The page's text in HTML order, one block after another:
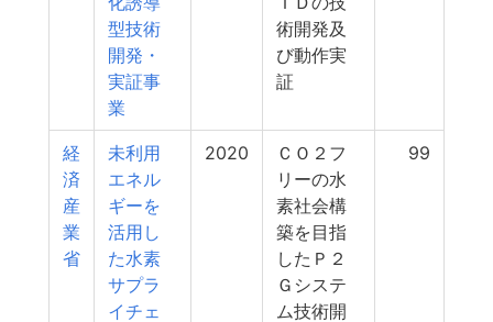
型技術
開発・
実証事
業
術開発及
び動作実
証
経
済
産
業
省
未利用
エネル
ギーを
活用し
た水素
サプラ
イチェ
2020
ＣＯ２フ
リーの水
素社会構
築を目指
したＰ２
Ｇシステ
ム技術開
99